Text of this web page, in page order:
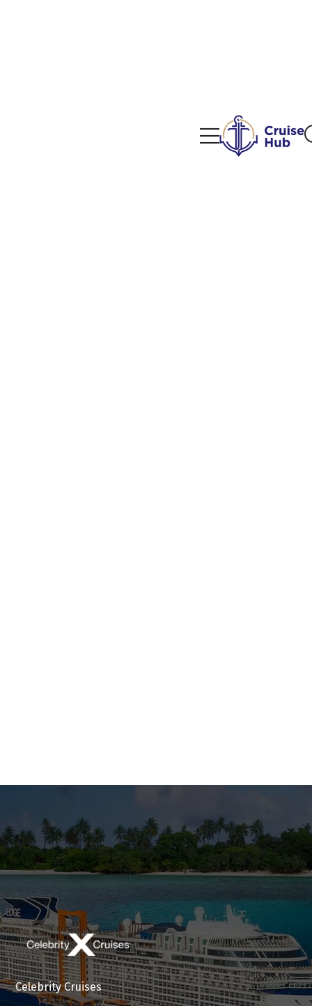
Celebrity Cruises